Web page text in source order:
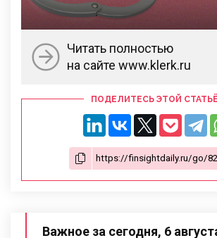
Читать полностью
на сайте www.klerk.ru
ПОДЕЛИТЕСЬ ЭТОЙ
Важное за сегодня, 6